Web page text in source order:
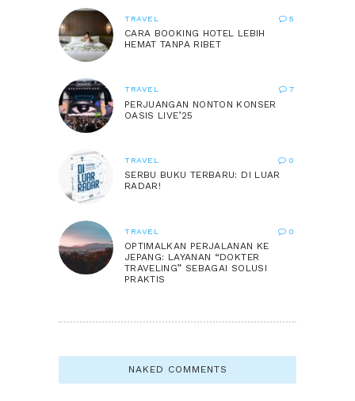
TRAVEL 5
CARA BOOKING HOTEL LEBIH
HEMAT TANPA RIBET
TRAVEL 7
PERJUANGAN NONTON KONSER
OASIS LIVE’25
TRAVEL 0
SERBU BUKU TERBARU: DI LUAR
RADAR!
TRAVEL 0
OPTIMALKAN PERJALANAN KE
JEPANG: LAYANAN “DOKTER
TRAVELING” SEBAGAI SOLUSI
PRAKTIS
NAKED COMMENTS